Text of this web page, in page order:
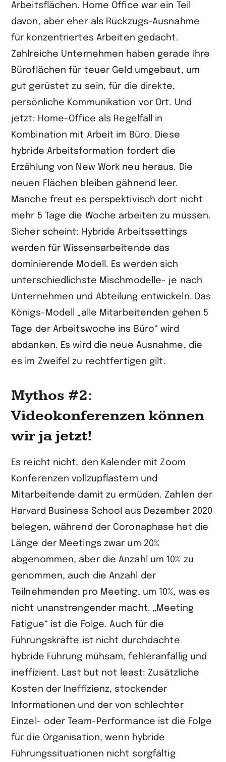
Arbeitsflächen. Home Office war ein Teil
davon, aber eher als Rückzugs-Ausnahme
für konzentriertes Arbeiten gedacht.
Zahlreiche Unternehmen haben gerade ihre
Büroflächen für teuer Geld umgebaut, um
gut gerüstet zu sein, für die direkte,
persönliche Kommunikation vor Ort. Und
jetzt: Home-Office als Regelfall in
Kombination mit Arbeit im Büro. Diese
hybride Arbeitsformation fordert die
Erzählung von New Work neu heraus. Die
neuen Flächen bleiben gähnend leer.
Manche freut es perspektivisch dort nicht
mehr 5 Tage die Woche arbeiten zu müssen.
Sicher scheint: Hybride Arbeitssettings
werden für Wissensarbeitende das
dominierende Modell. Es werden sich
unterschiedlichste Mischmodelle- je nach
Unternehmen und Abteilung entwickeln. Das
Königs-Modell „alle Mitarbeitenden gehen 5
Tage der Arbeitswoche ins Büro“ wird
abdanken. Es wird die neue Ausnahme, die
es im Zweifel zu rechtfertigen gilt.
Mythos #2:
Videokonferenzen können
wir ja jetzt!
Es reicht nicht, den Kalender mit Zoom
Konferenzen vollzupflastern und
Mitarbeitende damit zu ermüden. Zahlen der
Harvard Business School aus Dezember 2020
belegen, während der Coronaphase hat die
Länge der Meetings zwar um 20%
abgenommen, aber die Anzahl um 10% zu
genommen, auch die Anzahl der
Teilnehmenden pro Meeting, um 10%, was es
nicht unanstrengender macht. „Meeting
Fatigue“ ist die Folge. Auch für die
Führungskräfte ist nicht durchdachte
hybride Führung mühsam, fehleranfällig und
ineffizient. Last but not least: Zusätzliche
Kosten der Ineffizienz, stockender
Informationen und der von schlechter
Einzel- oder Team-Performance ist die Folge
für die Organisation, wenn hybride
Führungssituationen nicht sorgfältig